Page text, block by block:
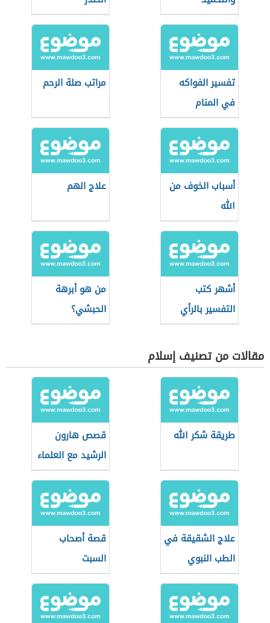
تفسير الفواكه
في المنام
مراتب صلة الرحم
أسباب الخوف من
الله
علاج الهم
أشهر كتب
التفسير بالرأي
من هو أبرهة
الحبشي؟
مقالات من تصنيف إسلام
طريقة شكر الله
قصص هارون
الرشيد مع العلماء
علاج الشقيقة في
الطب النبوي
قصة أصحاب
السبت